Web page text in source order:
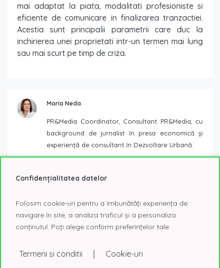
mai adaptat la piata, modalitati profesioniste si
eficiente de comunicare in finalizarea tranzactiei.
Acestia sunt principalii parametrii care duc la
inchirierea unei proprietati intr-un termen mai lung
sau mai scurt pe timp de criza.
Maria Neda
PR&Media Coordinator, Consultant PR&Media, cu
background de jurnalist în presa economică și
experiență de consultant în Dezvoltare Urbană.
Postari similare
Confidențialitatea datelor
Folosim cookie-uri pentru a îmbunătăți experiența de
navigare în site, a analiza traficul și a personaliza
conținutul. Poți alege conform preferințelor tale.
Termeni si conditii | Cookie-uri